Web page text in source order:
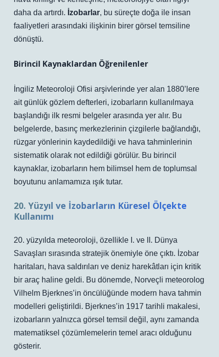
daha da artırdı. İzobarlar, bu süreçte doğa ile insan
faaliyetleri arasındaki ilişkinin birer görsel temsiline
dönüştü.
Birincil Kaynaklardan Öğrenilenler
İngiliz Meteoroloji Ofisi arşivlerinde yer alan 1880’lere
ait günlük gözlem defterleri, izobarların kullanılmaya
başlandığı ilk resmi belgeler arasında yer alır. Bu
belgelerde, basınç merkezlerinin çizgilerle bağlandığı,
rüzgar yönlerinin kaydedildiği ve hava tahminlerinin
sistematik olarak not edildiği görülür. Bu birincil
kaynaklar, izobarların hem bilimsel hem de toplumsal
boyutunu anlamamıza ışık tutar.
20. Yüzyıl ve İzobarların Küresel Ölçekte
Kullanımı
20. yüzyılda meteoroloji, özellikle I. ve II. Dünya
Savaşları sırasında stratejik önemiyle öne çıktı. İzobar
haritaları, hava saldırıları ve deniz harekâtları için kritik
bir araç haline geldi. Bu dönemde, Norveçli meteorolog
Vilhelm Bjerknes’in öncülüğünde modern hava tahmin
modelleri geliştirildi. Bjerknes’in 1917 tarihli makalesi,
izobarların yalnızca görsel temsil değil, aynı zamanda
matematiksel çözümlemelerin temel aracı olduğunu
gösterir.